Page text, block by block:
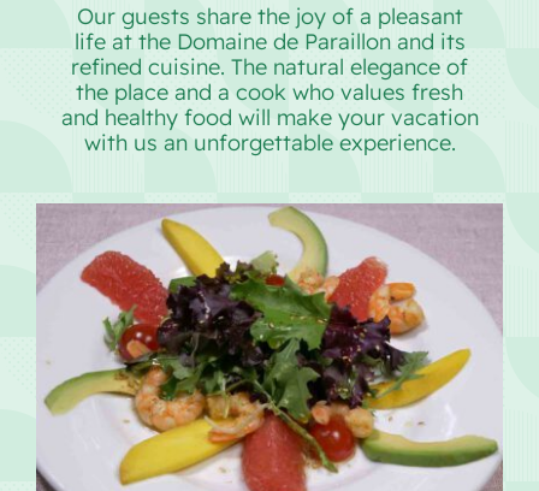
Our guests share the joy of a pleasant
life at the Domaine de Paraillon and its
refined cuisine. The natural elegance of
the place and a cook who values fresh
and healthy food will make your vacation
with us an unforgettable experience.